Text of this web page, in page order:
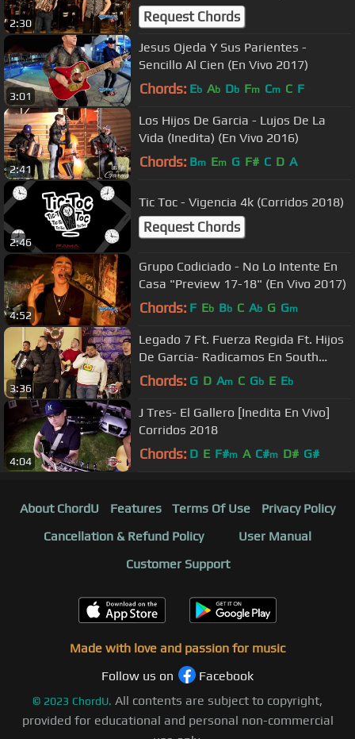
2:30
2017)
Request Chords
3:01
Jesus Ojeda Y Sus Parientes -
Sencillo Al Cien (En Vivo 2017)
Chords: Eb Ab Db Fm Cm C F
2:41
Los Hijos De Garcia - Lujos De La
Vida (Inedita) (En Vivo 2016)
Chords: Bm Em G F# C D A
2:46
Tic Toc - Vigencia 4k (Corridos 2018)
Request Chords
4:52
Grupo Codiciado - No Lo Intente En
Casa "Preview 17-18" (En Vivo 2017)
Chords: F Eb Bb C Ab G Gm
3:36
Legado 7 Ft. Fuerza Regida Ft. Hijos
De Garcia- Radicamos En South
Central [Inedita En Vivo]
Chords: G D Am C Gb E Eb
4:04
J Tres- El Gallero [Inedita En Vivo]
Corridos 2018
Chords: D E F#m A C#m D# G#
About ChordU Features Terms Of Use
Privacy Policy
Cancellation & Refund Policy
User Manual
Customer Support
Made with love and passion for music
Follow us on
Facebook
© 2023 ChordU. All contents are subject to copyright,
provided for educational and personal non-commercial